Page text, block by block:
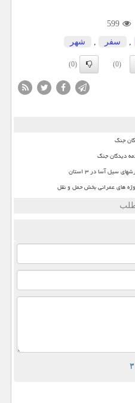
599
سفر شهر
(0)
(0)
جنگ
دیدگان جنگ
های عمرانی بخش حمل و نقل